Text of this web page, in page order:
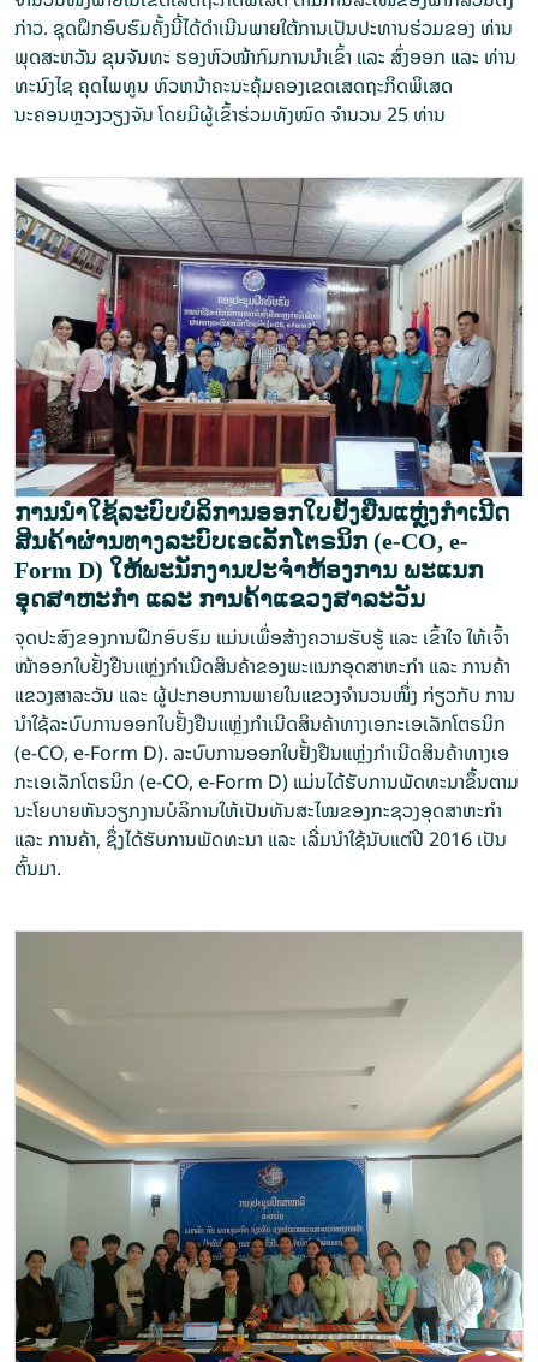
ກ່າວ. ຊຸດຝຶກອົບຮົມຄັ້ງນີ້ໄດ້ດຳເນີນພາຍໃຕ້ການເປັນປະທານຮ່ວມຂອງ ທ່ານ
ພຸດສະຫວັນ ຂຸນຈັນທະ ຮອງຫົວໜ້າກົມການນຳເຂົ້າ ແລະ ສົ່ງອອກ ແລະ ທ່ານ
ທະນົງໄຊ ຄຸດໄພທູນ ຫົວຫນ້າຄະນະຄຸ້ມຄອງເຂດເສດຖະກິດພິເສດ
ນະຄອນຫຼວງວຽງຈັນ ໂດຍມີຜູ້ເຂົ້າຮ່ວມທັງໝົດ ຈຳນວນ 25 ທ່ານ
ການນຳໃຊ້ລະບົບບໍລິການອອກໃບຢັ້ງຢືນແຫຼ່ງກໍາເນີດ
ສິນຄ້າຜ່ານທາງລະບົບເອເລັກໂຕຣນິກ (e-CO, e-
Form D) ໃຫ້ພະນັກງານປະຈໍາຫ້ອງການ ພະແນກ
ອຸດສາຫະກຳ ແລະ ການຄ້າແຂວງສາລະວັນ
ຈຸດປະສົງຂອງການຝຶກອົບຮົມ ແມ່ນເພື່ອສ້າງຄວາມຮັບຮູ້ ແລະ ເຂົ້າໃຈ ໃຫ້ເຈົ້າ
ໜ້າອອກໃບຢັ້ງຢືນແຫຼ່ງກຳເນີດສິນຄ້າຂອງພະແນກອຸດສາຫະກຳ ແລະ ການຄ້າ
ແຂວງສາລະວັນ ແລະ ຜູ້ປະກອບການພາຍໃນແຂວງຈຳນວນໜຶ່ງ ກ່ຽວກັບ ການ
ນໍາໃຊ້ລະບົບການອອກໃບຢັ້ງຢືນແຫຼ່ງກໍາເນີດສິນຄ້າທາງເອກະເອເລັກໂຕຣນິກ
(e-CO, e-Form D). ລະບົບການອອກໃບຢັ້ງຢືນແຫຼ່ງກໍາເນີດສິນຄ້າທາງເອ
ກະເອເລັກໂຕຣນິກ (e-CO, e-Form D) ແມ່ນໄດ້ຮັບການພັດທະນາຂຶ້ນຕາມ
ນະໂຍບາຍຫັນວຽກງານບໍລິການໃຫ້ເປັນທັນສະໄໝຂອງກະຊວງອຸດສາຫະກຳ
ແລະ ການຄ້າ, ຊຶ່ງໄດ້ຮັບການພັດທະນາ ແລະ ເລີ່ມນຳໃຊ້ນັບແຕ່ປີ 2016 ເປັນ
ຕົ້ນມາ.